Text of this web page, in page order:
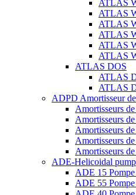
ATLAS
ATLAS
ATLAS
ATLAS
ATLAS
ATLAS
ATLAS DOS
ATLAS
ATLAS
ADPD Amortisseur
Amortisseurs
Amortisseurs
Amortisseurs
Amortisseurs
Amortisseurs
ADE-Helicoidal pump
ADE 15
ADE 55